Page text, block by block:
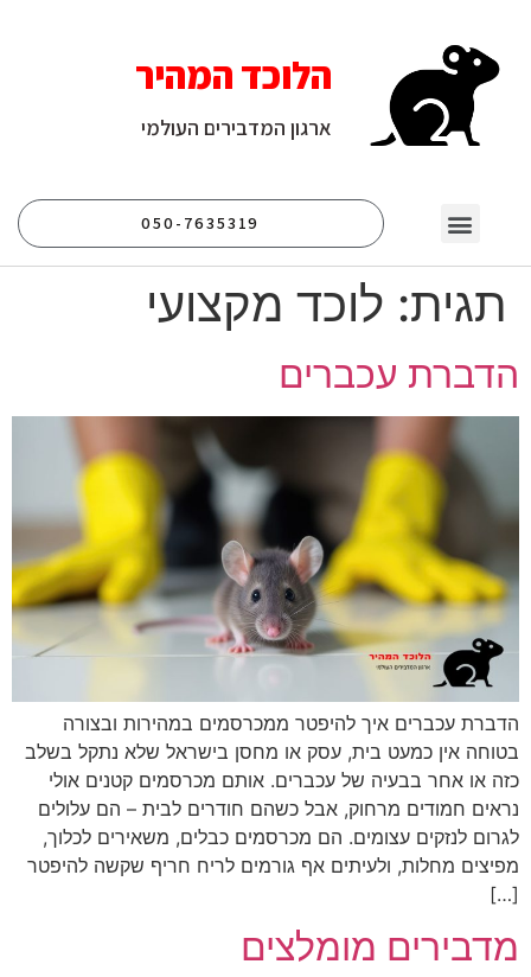
הלוכד המהיר
ארגון המדבירים העולמי
050-7635319
תגית: לוכד מקצועי
הדברת עכברים
הדברת עכברים איך להיפטר ממכרסמים במהירות ובצורה
בטוחה אין כמעט בית, עסק או מחסן בישראל שלא נתקל בשלב
כזה או אחר בבעיה של עכברים. אותם מכרסמים קטנים אולי
נראים חמודים מרחוק, אבל כשהם חודרים לבית – הם עלולים
לגרום לנזקים עצומים. הם מכרסמים כבלים, משאירים לכלוך,
מפיצים מחלות, ולעיתים אף גורמים לריח חריף שקשה להיפטר
[…]
מדבירים מומלצים